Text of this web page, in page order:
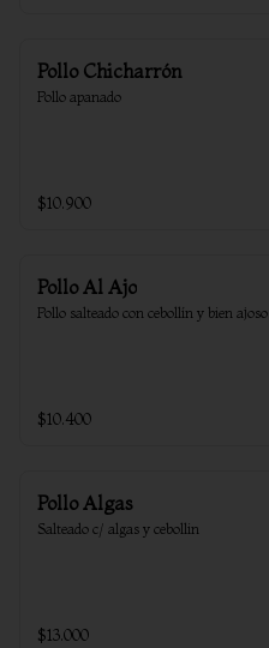
Pollo Chicharrón
Pollo apanado
$10.900
Pollo Al Ajo
Pollo salteado con cebollín y bien ajoso
$10.400
Pollo Algas
Salteado c/ algas y cebollin
$13.000